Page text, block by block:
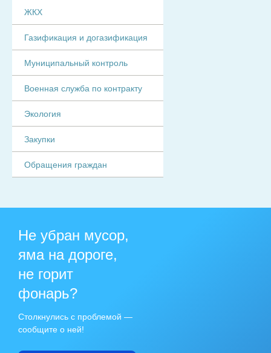
ЖКХ
Газификация и догазификация
Муниципальный контроль
Военная служба по контракту
Экология
Закупки
Обращения граждан
Не убран мусор,
яма на дороге,
не горит
фонарь?
Столкнулись с проблемой —
сообщите о ней!